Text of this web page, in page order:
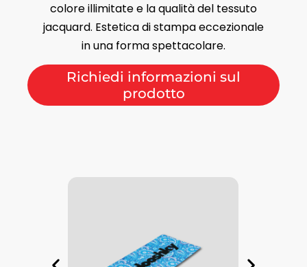
colore illimitate e la qualità del tessuto
jacquard. Estetica di stampa eccezionale
in una forma spettacolare.
Richiedi informazioni sul
prodotto